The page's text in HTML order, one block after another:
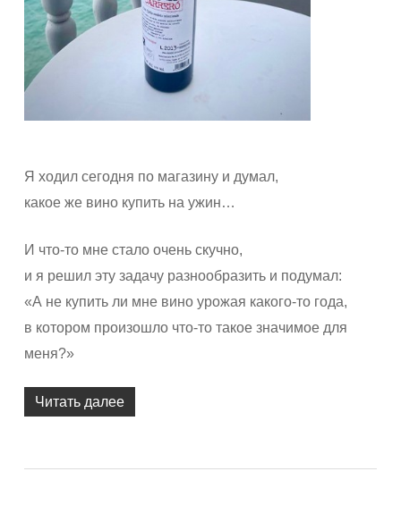
Я ходил сегодня по магазину и думал,
какое же вино купить на ужин…
И что-то мне стало очень скучно,
и я решил эту задачу разнообразить и подумал:
«А не купить ли мне вино урожая какого-то года,
в котором произошло что-то такое значимое для
меня?»
Читать далее